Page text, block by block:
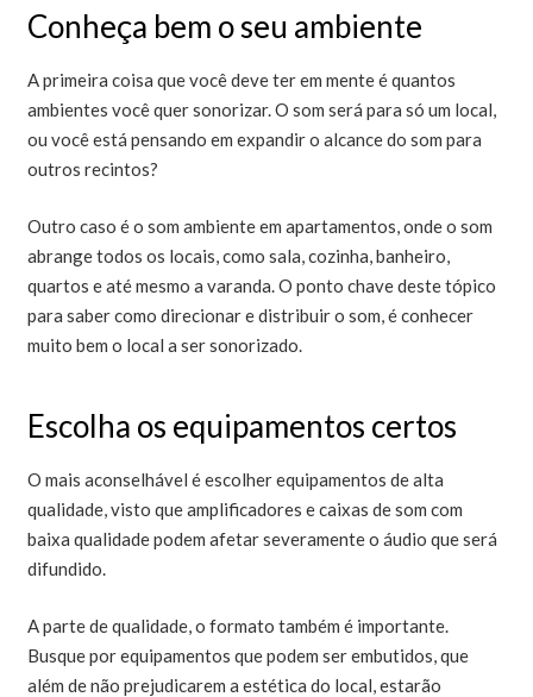
Conheça bem o seu ambiente
A primeira coisa que você deve ter em mente é quantos
ambientes você quer sonorizar. O som será para só um local,
ou você está pensando em expandir o alcance do som para
outros recintos?
Outro caso é o som ambiente em apartamentos, onde o som
abrange todos os locais, como sala, cozinha, banheiro,
quartos e até mesmo a varanda. O ponto chave deste tópico
para saber como direcionar e distribuir o som, é conhecer
muito bem o local a ser sonorizado.
Escolha os equipamentos certos
O mais aconselhável é escolher equipamentos de alta
qualidade, visto que amplificadores e caixas de som com
baixa qualidade podem afetar severamente o áudio que será
difundido.
A parte de qualidade, o formato também é importante.
Busque por equipamentos que podem ser embutidos, que
além de não prejudicarem a estética do local, estarão